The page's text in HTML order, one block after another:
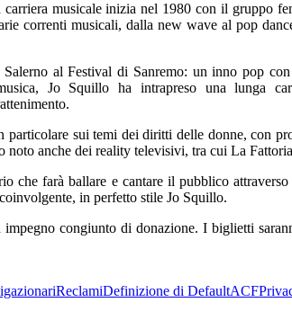
musicale inizia nel 1980 con il gruppo
correnti musicali, dalla new wave al pop
al Festival di Sanremo: un inno pop
Jo Squillo ha intrapreso una lunga
sui temi dei diritti delle donne, con
anche dei reality televisivi, tra cui La
farà ballare e cantare il pubblico attraverso
in perfetto stile Jo Squillo.
congiunto di donazione. I biglietti
ReclamiDefinizione di DefaultACF